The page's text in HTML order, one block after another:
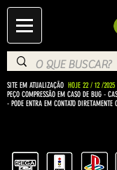
SITE EM ATUALIZAÇÃO HOJE 22 / 12 /2025
PEÇO COMPRESSÃO EM CASO DE BUG -
- PODE ENTRA EM CONTATO DIRETAMENTE